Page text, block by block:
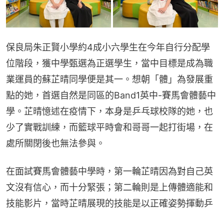
保良局朱正賢小學約4成小六學生在今年自行分配學
位階段，獲中學甄選為正選學生，當中目標是成為職
業運員的蘇芷晴同學便是其一。想朝「體」為發展重
點的她，首選自然是同區的Band1英中-賽馬會體藝中
學。芷晴憶述在疫情下，本身是乒乓球校隊的她，也
少了實戰訓練，而籃球平時會和哥哥一起打街場，在
處所關閉後也無法參與。
在面試賽馬會體藝中學時，第一輪芷晴因為對自己英
文沒有信心，而十分緊張；第二輪則是上傳體適能和
技能影片，當時芷晴展現的技能是以正確姿勢揮動乒